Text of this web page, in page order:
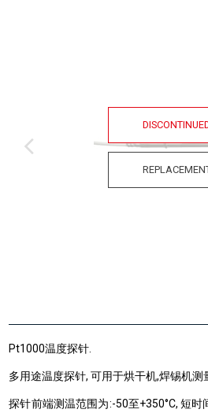
Pt1000温度探针.
多用途温度探针, 可用于烘干机,焊锡机测
探针前端测温范围为:-50至+350°C, 短时